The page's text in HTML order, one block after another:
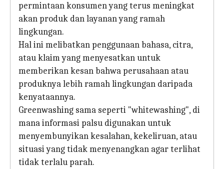
permintaan konsumen yang terus meningkat
akan produk dan layanan yang ramah
lingkungan.
Hal ini melibatkan penggunaan bahasa, citra,
atau klaim yang menyesatkan untuk
memberikan kesan bahwa perusahaan atau
produknya lebih ramah lingkungan daripada
kenyataannya.
Greenwashing sama seperti "whitewashing", di
mana informasi palsu digunakan untuk
menyembunyikan kesalahan, kekeliruan, atau
situasi yang tidak menyenangkan agar terlihat
tidak terlalu parah.